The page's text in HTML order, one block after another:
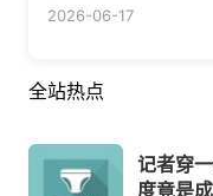
2026-06-17
全站热点
记者穿
度竟是